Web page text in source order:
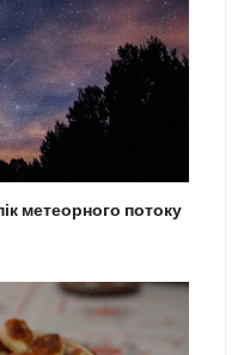
метеорного потоку